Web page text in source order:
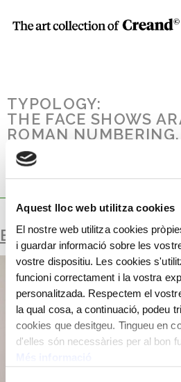
Aquest lloc web utilitza cookies
El nostre web utilitza cookies
i guardar informació sobre les
vostre dispositiu. Les cookies
funcioni correctament i la vostra
personalitzada. Respectem el
la qual cosa, a continuació, podeu
cookies que desitgeu. Tingueu en
d'elles són necessàries per al bon
Menú
TYPOLOGY:
THE FACE SHOWS
ROMAN
STRUCTURAL
EXHIBITION
BELL.
BELL TOWER CLOCK